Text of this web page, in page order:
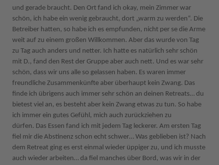
und gerade braucht. Den Ort fand ich okay, mein Zimmer war
schön, ich habe ein wenig gebraucht, dort „warm zu werden“. Die
Betreiber hatten, so habe ich es empfunden, nicht per se die Arme
weit auf zu einem großen Willkommen. Aber das wurde von Tag
zu Tag auch anders und netter. Ich hatte es natürlich sehr schön
mit D., fand den Rest der Gruppe aber auch nett. Und es war sehr
schön, dass wir uns alle so gelassen haben. Es waren immer
freundliche Zusammenkünfte aber überhaupt kein Zwang. Das
finde ich übrigens auch immer sehr schön an deinen Retreats… du
bietest viel an, es besteht aber kein Zwang etwas zu tun. So habe
ich immer ein gutes Gefühl, mich auch zurückziehen zu
dürfen. Das Essen fand ich mit jedem Tag leckerer. Am ersten Tag
fiel mir die Abstinenz schon echt schwer… Was geblieben ist? Nach
dem Retreat ging es erst einmal wieder üppiger zu, und ich musste
auch wieder arbeiten… da fiel manches über Bord, was wir in der